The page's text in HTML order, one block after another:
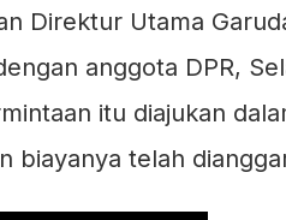
Direktur Utama
anggota DPR,
itu diajukan
biayanya telah